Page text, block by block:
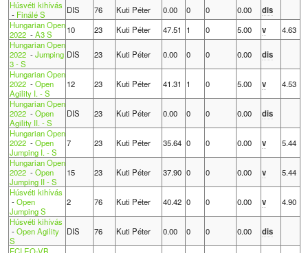
Húsvéti kihívás
- Finálé S DIS 76 Kuti Péter 0.00 0 0 0.00
dis
Hungarian Open
2022-A3 S 10 23 Kuti Péter 47.51 1 0 5.00 v
4.63
Hungarian Open
2022-Jumping
3 - S
DIS 23 Kuti Péter 0.00 0 0 0.00
dis
Hungarian Open
2022-Open
Agility I. - S
12 23 Kuti Péter 41.31 1 0 5.00 v
4.53
Hungarian Open
2022-Open
Agility II. - S
DIS 23 Kuti Péter 0.00 0 0 0.00
dis
Hungarian Open
2022-Open
Jumping I. - S
7 23 Kuti Péter 35.64 0 0 0.00 v
5.44
Hungarian Open
2022-Open
Jumping II - S
15 23 Kuti Péter 37.90 0 0 0.00 v
5.44
Húsvéti kihívás
-Open
Jumping S
2 76 Kuti Péter 40.42 0 0 0.00 v
4.90
Húsvéti kihívás
-Open Agility
S
DIS 76 Kuti Péter 0.00 0 0 0.00
dis